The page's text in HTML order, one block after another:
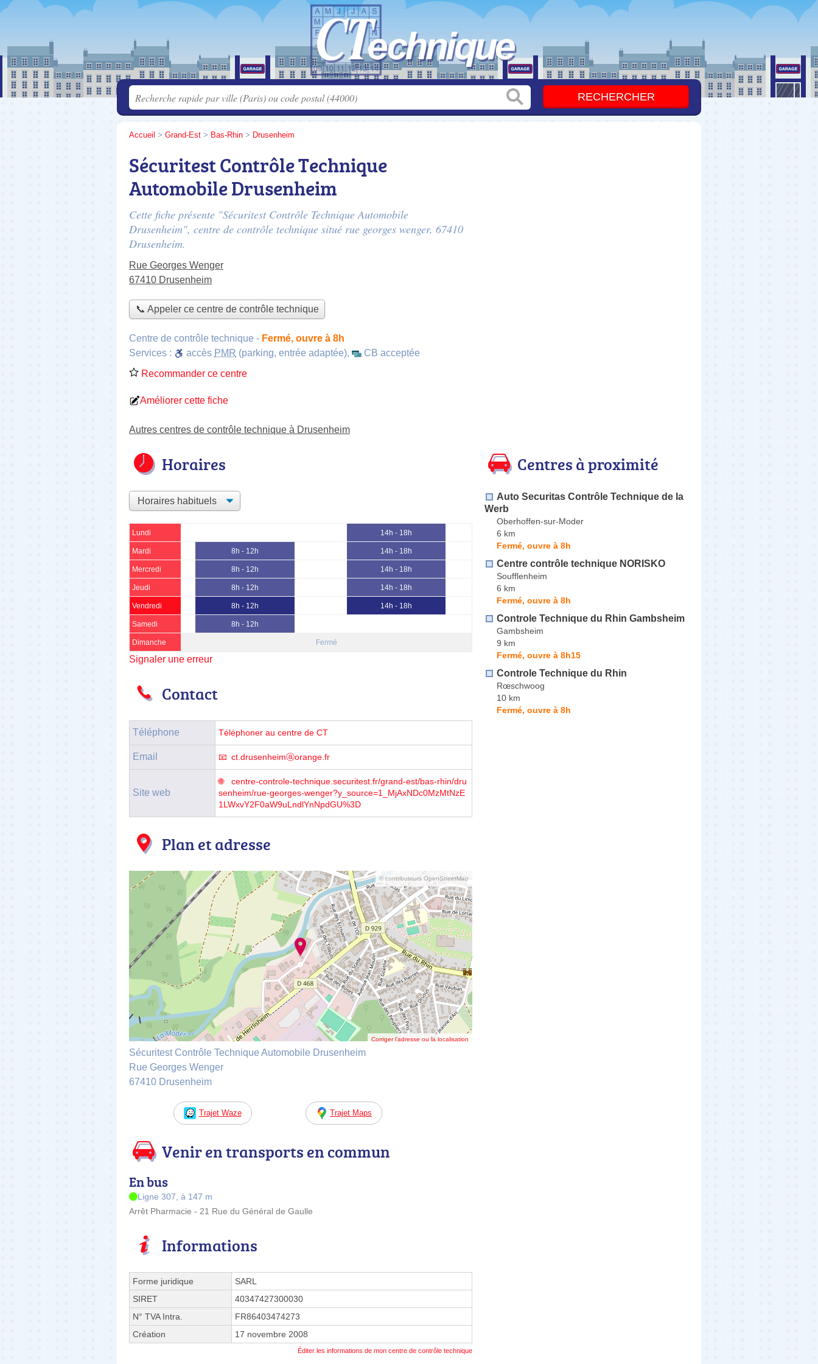
Accueil > Grand-Est > Bas-Rhin > Drusenheim
Sécuritest Contrôle Technique
Automobile Drusenheim
Cette fiche présente "Sécuritest Contrôle Technique Automobile
Drusenheim", centre de contrôle technique situé rue georges wenger, 67410
Drusenheim.
Rue Georges Wenger
67410 Drusenheim
📞 Appeler ce centre de contrôle technique
Centre de contrôle technique - Fermé, ouvre à 8h
Services :
accès PMR (parking, entrée adaptée),
CB acceptée
Recommander ce centre
Améliorer cette fiche
Autres centres de contrôle technique à Drusenheim
Horaires
Lundi 14h - 18h
Mardi 8h - 12h 14h - 18h
Mercredi 8h - 12h 14h - 18h
Jeudi 8h - 12h 14h - 18h
Vendredi 8h - 12h 14h - 18h
Samedi 8h - 12h
Dimanche Fermé
Signaler une erreur
Contact
Téléphone Téléphoner au centre de CT
Email ct.drusenheimⓐorange.fr
Site web
centre-controle-technique.securitest.fr/grand-est/bas-rhin/dru
senheim/rue-georges-wenger?y_source=1_MjAxNDc0MzMtNzE
1LWxvY2F0aW9uLndlYnNpdGU%3D
Plan et adresse
© contributeurs OpenStreetMap
Corriger l’adresse ou la localisation
Sécuritest Contrôle Technique Automobile Drusenheim
Rue Georges Wenger
67410 Drusenheim
Trajet Waze Trajet Maps
Venir en transports en commun
En bus
Ligne 307, à 147 m
Arrêt Pharmacie - 21 Rue du Général de Gaulle
Informations
Forme juridique
SARL
SIRET
40347427300030
N° TVA Intra.
FR86403474273
Création
17 novembre 2008
Éditer les informations de mon centre de contrôle technique
Centres à proximité
Auto Securitas Contrôle Technique de la
Werb
Oberhoffen-sur-Moder
6 km
Fermé, ouvre à 8h
Centre contrôle technique NORISKO
Soufflenheim
6 km
Fermé, ouvre à 8h
Controle Technique du Rhin Gambsheim
Gambsheim
9 km
Fermé, ouvre à 8h15
Controle Technique du Rhin
Rœschwoog
10 km
Fermé, ouvre à 8h